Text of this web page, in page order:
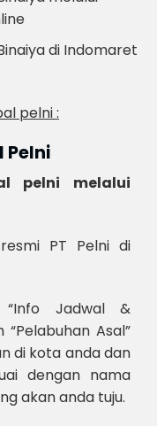
di Indomaret
pelni :
Pelni
pelni melalui
PT Pelni di
Jadwal &
“Pelabuhan Asal”
di kota anda dan
dengan nama
akan anda tuju.